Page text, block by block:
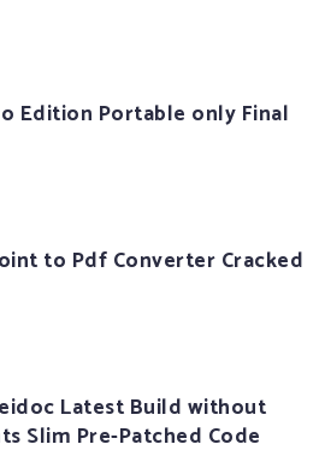
Edition Portable only Final
to Pdf Converter Cracked
Latest Build without
Slim Pre-Patched Code